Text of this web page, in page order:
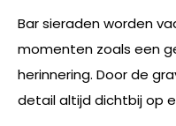
Bar sieraden worden
momenten zoals een
herinnering. Door de
detail altijd dichtbij op